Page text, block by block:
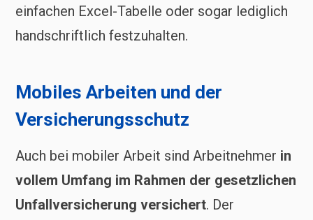
einfachen Excel-Tabelle oder sogar lediglich
handschriftlich festzuhalten.
Mobiles Arbeiten und der
Versicherungsschutz
Auch bei mobiler Arbeit sind Arbeitnehmer in
vollem Umfang im Rahmen der gesetzlichen
Unfallversicherung versichert. Der